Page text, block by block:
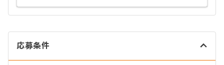
応募条件